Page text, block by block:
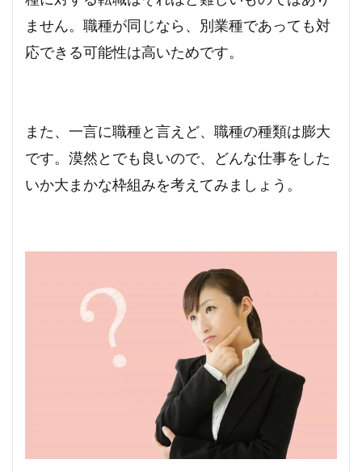
ません。職種が同じなら、別業種であっても対
応できる可能性は高いためです。
また、一言に職種と言えど、職種の種類は膨大
です。漠然とでも良いので、どんな仕事をした
いか大まかな枠組みを考えてみましょう。